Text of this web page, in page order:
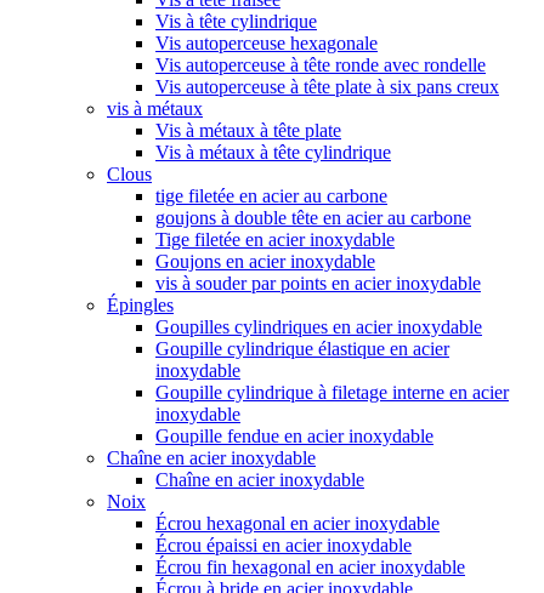
Vis à tête cylindrique
Vis autoperceuse hexagonale
Vis autoperceuse à tête ronde avec rondelle
Vis autoperceuse à tête plate à six pans creux
vis à métaux
Vis à métaux à tête plate
Vis à métaux à tête cylindrique
Clous
tige filetée en acier au carbone
goujons à double tête en acier au carbone
Tige filetée en acier inoxydable
Goujons en acier inoxydable
vis à souder par points en acier inoxydable
Épingles
Goupilles cylindriques en acier inoxydable
Goupille cylindrique élastique en acier
inoxydable
Goupille cylindrique à filetage interne en acier
inoxydable
Goupille fendue en acier inoxydable
Chaîne en acier inoxydable
Chaîne en acier inoxydable
Noix
Écrou hexagonal en acier inoxydable
Écrou épaissi en acier inoxydable
Écrou fin hexagonal en acier inoxydable
Écrou à bride en acier inoxydable